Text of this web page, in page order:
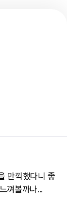
만끽했다니 좋
껴볼까나...